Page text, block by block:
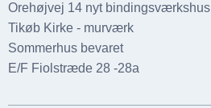
Orehøjvej 14 nyt bindingsværkshus
Tikøb Kirke - murværk
Sommerhus bevaret
E/F Fiolstræde 28 -28a